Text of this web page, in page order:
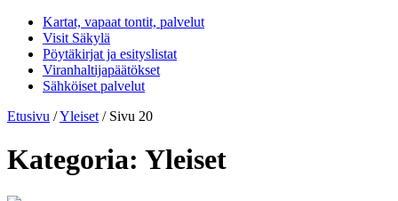
Kartat, vapaat tontit, palvelut
Visit Säkylä
Pöytäkirjat ja esityslistat
Viranhaltijapäätökset
Sähköiset palvelut
Etusivu /Yleiset / Sivu 20
Kategoria: Yleiset